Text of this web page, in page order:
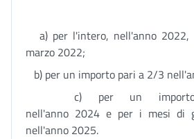
a) per l'intero, nell'anno 2022,
marzo 2022;
b) per un importo pari a 2/3
c) per un
nell'anno 2024 e per i mesi di
nell'anno 2025.